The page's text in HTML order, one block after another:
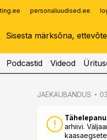
personaliuudised.ee
Podcastid Videod
JAEKAUBANDUS
arhiivi.